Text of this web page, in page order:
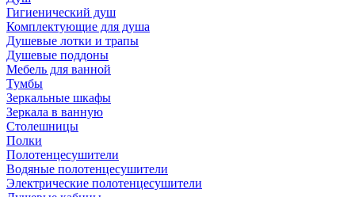
Гигиенический душ
Комплектующие для душа
Душевые лотки и трапы
Душевые поддоны
Мебель для ванной
Тумбы
Зеркальные шкафы
Зеркала в ванную
Столешницы
Полки
Полотенцесушители
Водяные полотенцесушители
Электрические полотенцесушители